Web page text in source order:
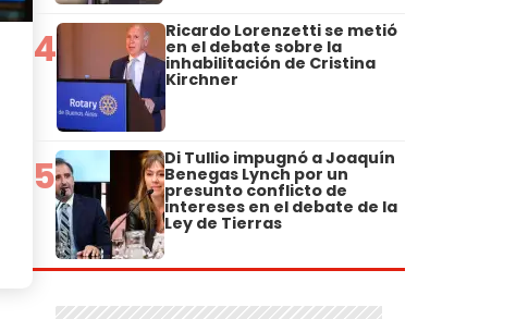
4 Ricardo Lorenzetti se metió
en el debate sobre la
inhabilitación de Cristina
Kirchner
5 Di Tullio impugnó a Joaquín
Benegas Lynch por un
presunto conflicto de
intereses en el debate de la
Ley de Tierras